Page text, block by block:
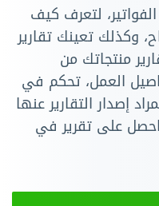
لتعرف كيف
وكذلك تعينك تقارير
منتجاتك من
العمل، تحكم في
إصدار التقارير عنها
على تقرير في